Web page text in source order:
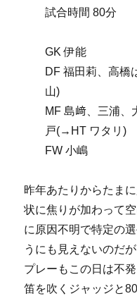
試合時間 80分
GK 伊能
DF 福田莉、高橋
山)
MF 島﨑、三浦
戸(→HT ワタリ)
FW 小嶋
昨年あたりからたま
状に焦りが加わって
に原因不明で特定の
うにも見えないのだ
プレーもこの日は不
笛を吹くジャッジと